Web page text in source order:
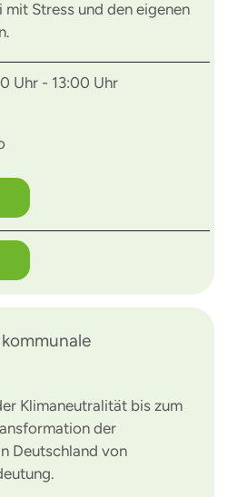
mit Stress und den eigenen
Uhr - 13:00 Uhr
Klimaneutralität bis zum
der
Deutschland von